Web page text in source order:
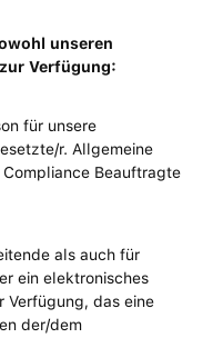
unseren
Verfügung:
für unsere
r. Allgemeine
Beauftragte
als auch für
ein elektronisches
Verfügung, das eine
der/dem